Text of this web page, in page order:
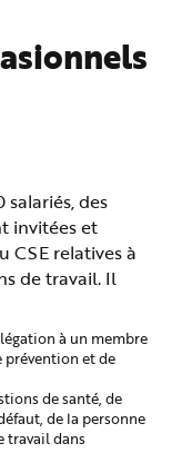
salariés, des
invitées et
CSE relatives à
de travail. Il
à un membre
et de
de santé, de
de la personne
travail dans